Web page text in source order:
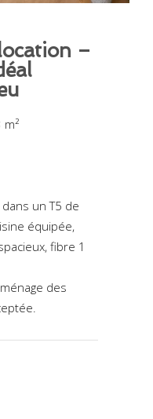
–
un T5 de
équipée,
fibre 1
des